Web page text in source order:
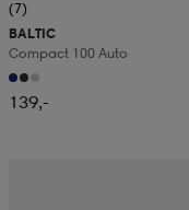
(7)
BALTIC
Compact 100 Auto
139,-